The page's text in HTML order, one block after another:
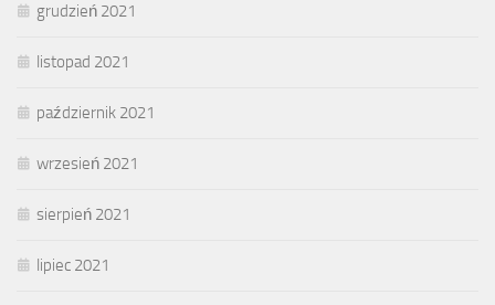
grudzień 2021
listopad 2021
październik 2021
wrzesień 2021
sierpień 2021
lipiec 2021